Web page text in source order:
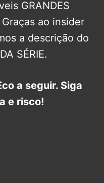
GRANDES
ao insider
a descrição do
SÉRIE.
a seguir. Siga
e risco!